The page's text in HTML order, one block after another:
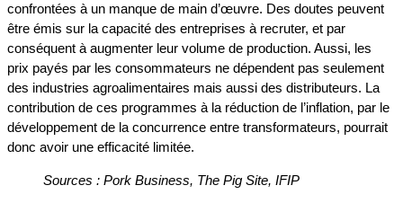
confrontées à un manque de main d’œuvre. Des doutes peuvent
être émis sur la capacité des entreprises à recruter, et par
conséquent à augmenter leur volume de production. Aussi, les
prix payés par les consommateurs ne dépendent pas seulement
des industries agroalimentaires mais aussi des distributeurs. La
contribution de ces programmes à la réduction de l’inflation, par le
développement de la concurrence entre transformateurs, pourrait
donc avoir une efficacité limitée.
Sources : Pork Business, The Pig Site, IFIP